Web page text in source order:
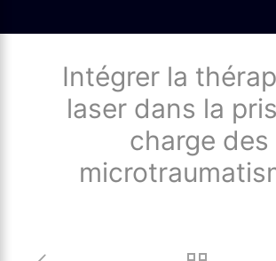
Intégrer la
laser dans la
charge des